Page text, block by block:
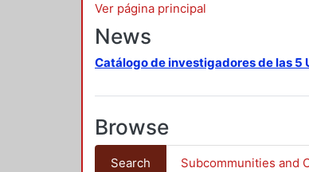
Ver página principal
News
Catálogo de investigadores de las
Browse
Search Subcommunities and